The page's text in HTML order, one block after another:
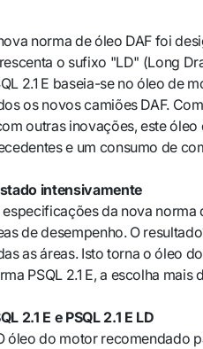
norma de óleo DAF foi
o sufixo "LD" (Long
2.1 E baseia-se no óleo de
os novos camiões DAF.
outras inovações, este
e um consumo de
intensivamente
especificações da nova
de desempenho. O
as áreas. Isto torna o óleo
PSQL 2.1 E, a escolha
2.1 E e PSQL 2.1 E LD
óleo do motor recomendado